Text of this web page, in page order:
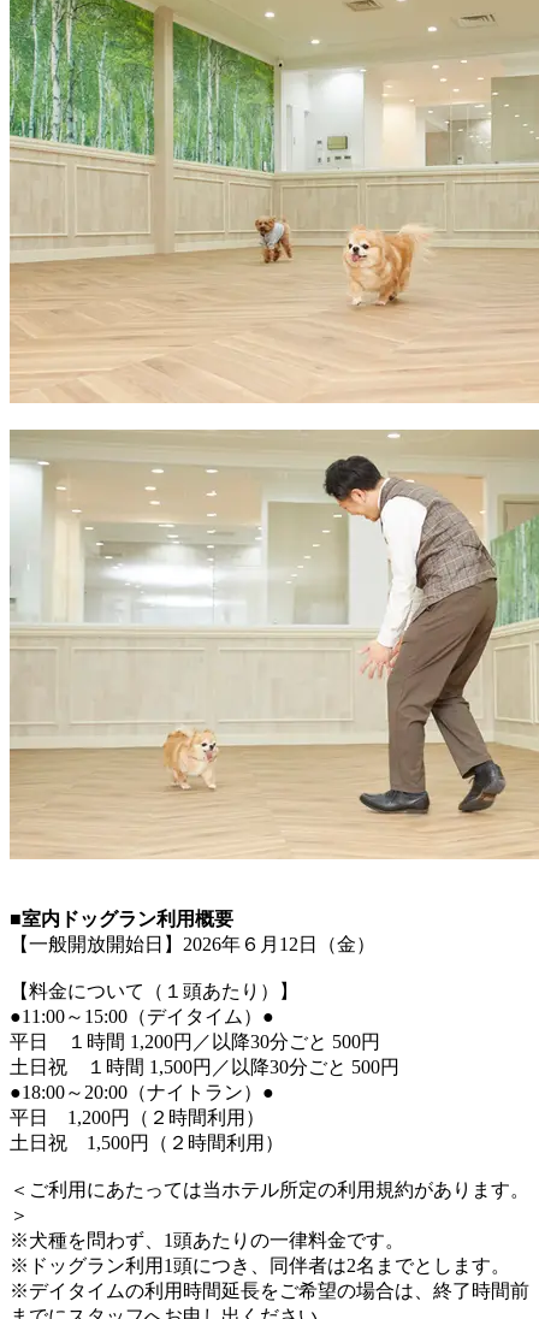
■室内ドッグラン利用概要
【一般開放開始日】2026年６月12日（金）
【料金について（１頭あたり）】
●11:00～15:00（デイタイム）●
平日 １時間 1,200円／以降30分ごと 500円
土日祝 １時間 1,500円／以降30分ごと 500円
●18:00～20:00（ナイトラン）●
平日 1,200円（２時間利用）
土日祝 1,500円（２時間利用）
＜ご利用にあたっては当ホテル所定の利用規約があります。
＞
※犬種を問わず、1頭あたりの一律料金です。
※ドッグラン利用1頭につき、同伴者は2名までとします。
※デイタイムの利用時間延長をご希望の場合は、終了時間前